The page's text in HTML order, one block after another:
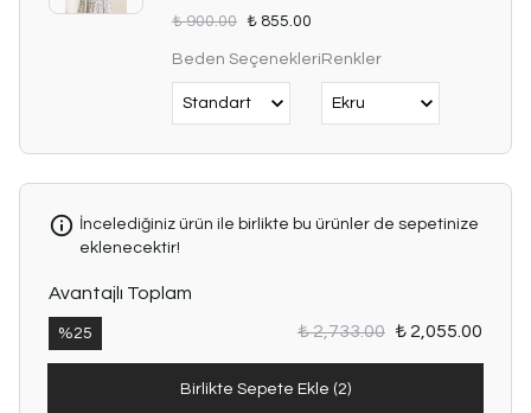
₺ 900.00 ₺ 855.00
Beden Seçenekleri Renkler
İncelediğiniz ürün ile birlikte bu ürünler de sepetinize
eklenecektir!
Avantajlı Toplam
%25 ₺ 2,733.00 ₺ 2,055.00
Birlikte Sepete Ekle (2)